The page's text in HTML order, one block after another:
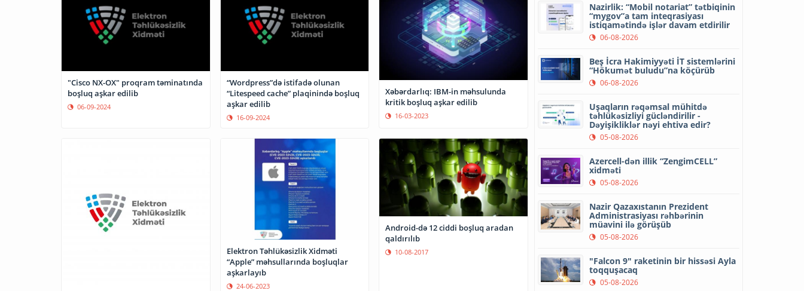
"Cisco NX-OX" proqram təminatında
boşluq aşkar edilib
06-09-2024
“Wordpress”də istifadə olunan
“Litespeed cache” plaqinində boşluq
aşkar edilib
16-09-2024
Xəbərdarlıq: IBM-in məhsulunda
kritik boşluq aşkar edilib
16-03-2023
Elektron Təhlükəsizlik Xidməti
“Apple” məhsullarında boşluqlar
aşkarlayıb
24-06-2023
Android-də 12 ciddi boşluq aradan
qaldırılıb
10-08-2017
Nazirlik: “Mobil notariat” tətbiqinin
“mygov”a tam inteqrasiyası
istiqamətində işlər davam etdirilir
06-08-2026
Beş İcra Hakimiyyəti İT sistemlərini
“Hökumət buludu”na köçürüb
06-08-2026
Uşaqların rəqəmsal mühitdə
təhlükəsizliyi gücləndirilir -
Dəyişikliklər nəyi ehtiva edir?
05-08-2026
Azercell-dən illik “ZengimCELL”
xidməti
05-08-2026
Nazir Qazaxıstanın Prezident
Administrasiyası rəhbərinin
müavini ilə görüşüb
05-08-2026
"Falcon 9" raketinin bir hissəsi Ayla
toqquşacaq
05-08-2026